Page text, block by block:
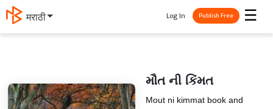
मराठी ☰
Log In Publish Free
મૌત ની કિંમત
Mout ni kimmat book and